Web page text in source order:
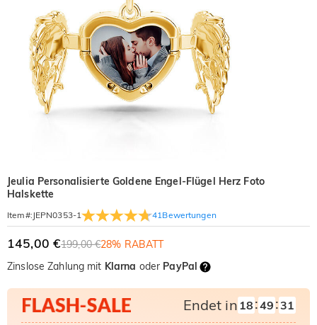
Jeulia Personalisierte Goldene Engel-Flügel Herz Foto
Halskette
Item#: JEPN0353-1 41 Bewertungen
145,00 €199,00 €28% RABATT
Zinslose Zahlung mit Klarna oder PayPal
Endet in 18:49:30